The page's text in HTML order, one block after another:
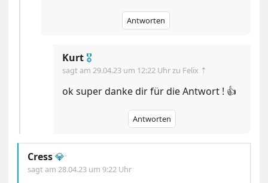
Antworten
Kurt 🎖
sagt am29.04.23 um 12:22 Uhrzu Felix ⇡
ok super danke dir für die Antwort ! 👍
Antworten
Cress💎
sagt am28.04.23 um 9:22 Uhr